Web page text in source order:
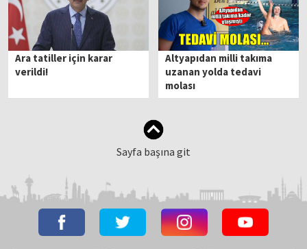
Ara tatiller için karar
verildi!
Altyapıdan milli takıma
uzanan yolda tedavi
molası
Sayfa başına git